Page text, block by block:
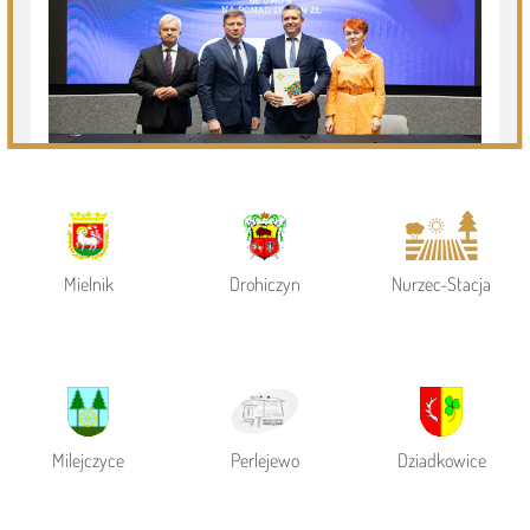
Powiat Siemiatycki Siemiatycze Gmina Siemiatycze
Mielnik Drohiczyn Nurzec-Stacja
Milejczyce Perlejewo Dziadkowice